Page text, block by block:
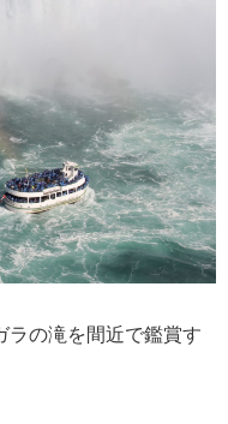
ラの滝を間近で鑑賞す